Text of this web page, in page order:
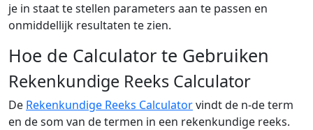
je in staat te stellen parameters aan te passen en
onmiddellijk resultaten te zien.
Hoe de Calculator te Gebruiken
Rekenkundige Reeks Calculator
De Rekenkundige Reeks Calculatorvindt de n-de term
en de som van de termen in een rekenkundige reeks.